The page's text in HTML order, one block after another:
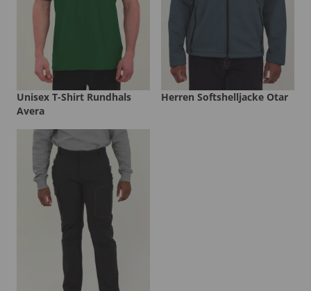
Unisex T-Shirt Rundhals
Avera
Herren Softshelljacke Otar